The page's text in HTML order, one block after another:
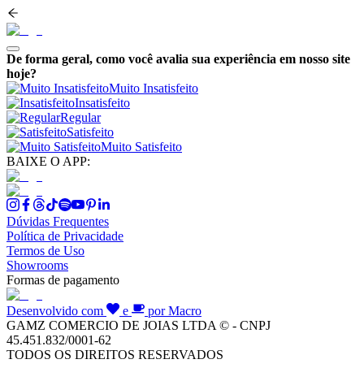
De forma geral, como você avalia sua experiência em nosso site
hoje?
Muito Insatisfeito
Insatisfeito
Regular
Satisfeito
Muito Satisfeito
BAIXE O APP:
Dúvidas Frequentes
Política de Privacidade
Termos de Uso
Showrooms
Formas de pagamento
Desenvolvido com e
por Macro
GAMZ COMERCIO DE JOIAS LTDA © - CNPJ
45.451.832/0001-62
TODOS OS DIREITOS RESERVADOS